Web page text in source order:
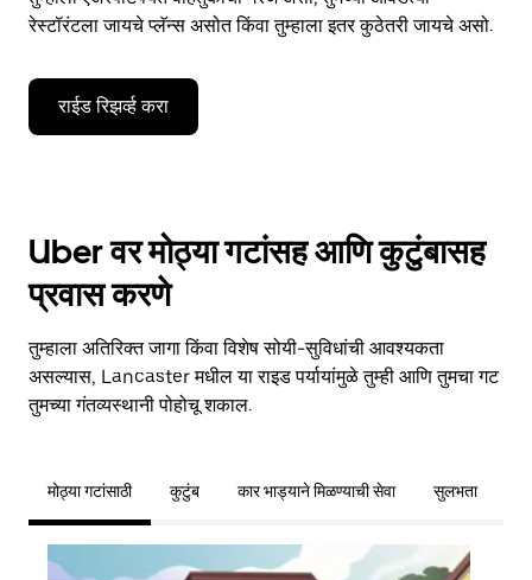
रेस्टॉरंटला जायचे प्लॅन्स असोत किंवा तुम्हाला इतर कुठेतरी जायचे असो.
राईड रिझर्व्ह करा
Uber वर मोठ्या गटांसह आणि कुटुंबासह
प्रवास करणे
तुम्हाला अतिरिक्त जागा किंवा विशेष सोयी-सुविधांची आवश्यकता
असल्यास, Lancaster मधील या राइड पर्यायांमुळे तुम्ही आणि तुमचा गट
तुमच्या गंतव्यस्थानी पोहोचू शकाल.
मोठ्या गटांसाठी कुटुंब कार भाड्याने मिळण्याची सेवा सुलभता